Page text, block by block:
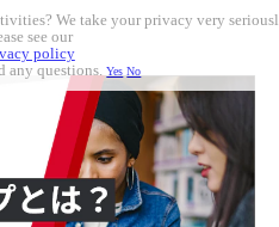
We take your privacy very
see our
policy
any questions.Yes No